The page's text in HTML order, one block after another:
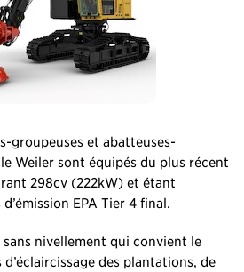
groupeuses et abatteuses-
Weiler sont équipés du plus récent
298cv (222kW) et étant
EPA Tier 4 final.
sans nivellement qui convient le
des plantations, de